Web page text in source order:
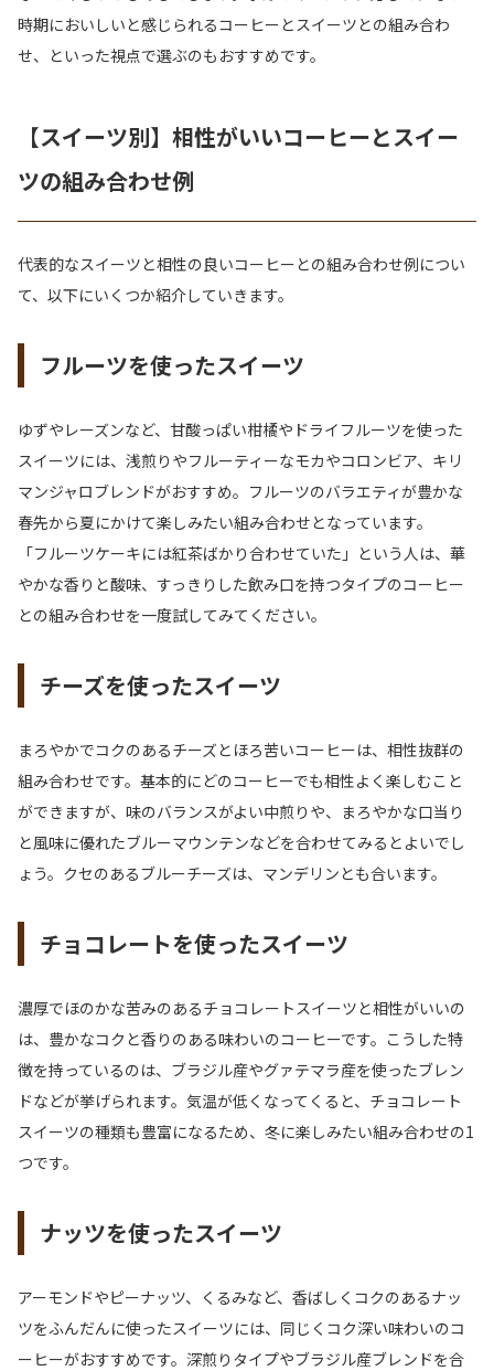
時期においしいと感じられるコーヒーとスイーツとの組み合わ
せ、といった視点で選ぶのもおすすめです。
【スイーツ別】相性がいいコーヒーとスイー
ツの組み合わせ例
代表的なスイーツと相性の良いコーヒーとの組み合わせ例につい
て、以下にいくつか紹介していきます。
フルーツを使ったスイーツ
ゆずやレーズンなど、甘酸っぱい柑橘やドライフルーツを使った
スイーツには、浅煎りやフルーティーなモカやコロンビア、キリ
マンジャロブレンドがおすすめ。フルーツのバラエティが豊かな
春先から夏にかけて楽しみたい組み合わせとなっています。
「フルーツケーキには紅茶ばかり合わせていた」という人は、華
やかな香りと酸味、すっきりした飲み口を持つタイプのコーヒー
との組み合わせを一度試してみてください。
チーズを使ったスイーツ
まろやかでコクのあるチーズとほろ苦いコーヒーは、相性抜群の
組み合わせです。基本的にどのコーヒーでも相性よく楽しむこと
ができますが、味のバランスがよい中煎りや、まろやかな口当り
と風味に優れたブルーマウンテンなどを合わせてみるとよいでし
ょう。クセのあるブルーチーズは、マンデリンとも合います。
チョコレートを使ったスイーツ
濃厚でほのかな苦みのあるチョコレートスイーツと相性がいいの
は、豊かなコクと香りのある味わいのコーヒーです。こうした特
徴を持っているのは、ブラジル産やグァテマラ産を使ったブレン
ドなどが挙げられます。気温が低くなってくると、チョコレート
スイーツの種類も豊富になるため、冬に楽しみたい組み合わせの1
つです。
ナッツを使ったスイーツ
アーモンドやピーナッツ、くるみなど、香ばしくコクのあるナッ
ツをふんだんに使ったスイーツには、同じくコク深い味わいのコ
ーヒーがおすすめです。深煎りタイプやブラジル産ブレンドを合